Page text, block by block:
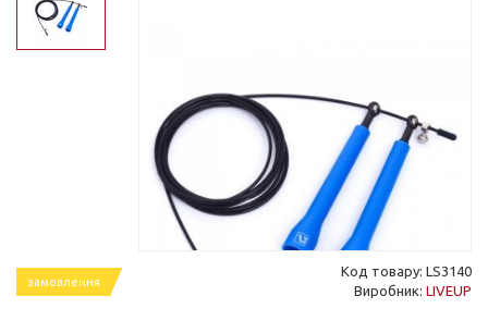
замовлення
Код товару: LS3140
Виробник: LIVEUP